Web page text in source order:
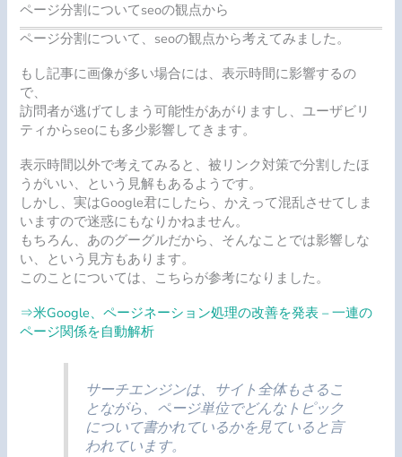
ページ分割についてseoの観点から
ページ分割について、seoの観点から考えてみました。
もし記事に画像が多い場合には、表示時間に影響するの
で、
訪問者が逃げてしまう可能性があがりますし、ユーザビリ
ティからseoにも多少影響してきます。
表示時間以外で考えてみると、被リンク対策で分割したほ
うがいい、という見解もあるようです。
しかし、実はGoogle君にしたら、かえって混乱させてしま
いますので迷惑にもなりかねません。
もちろん、あのグーグルだから、そんなことでは影響しな
い、という見方もあります。
このことについては、こちらが参考になりました。
⇒米Google、ページネーション処理の改善を発表 – 一連の
ページ関係を自動解析
サーチエンジンは、サイト全体もさるこ
とながら、ページ単位でどんなトピック
について書かれているかを見ていると言
われています。